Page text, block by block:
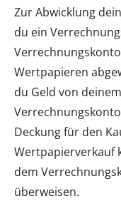
Zur Abwicklung
du ein
Wertpapieren
du Geld von
Deckung für den
Wertpapierverkauf
dem
überweisen.